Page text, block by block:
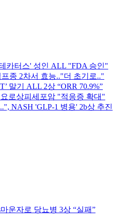
카터스' 성인 ALL "FDA 승인"
종 2차서 효능.."더 초기로.."
말기 ALL 2상 “ORR 70.9%”
로상피세포암 "적응증 확대"
NASH 'GLP-1 병용' 2b상 추진
운자로 당뇨병 3상 “실패”